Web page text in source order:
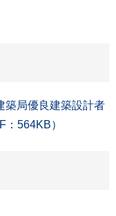
築局優良建築設計者
564KB）